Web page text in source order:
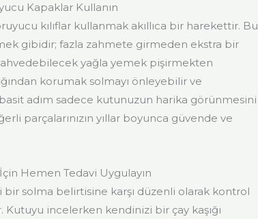
Kapaklar Kullanın
kılıflar kullanmak akıllıca bir harekettir. Bu
gibidir; fazla zahmete girmeden ekstra bir
yağla yemek pişirmekten
korumak solmayı önleyebilir ve
adım sadece kutunuzun harika görünmesini
parçalarınızın yıllar boyunca güvende ve
Hemen Tedavi Uygulayın
solma belirtisine karşı düzenli olarak kontrol
Kutuyu incelerken kendinizi bir çay kaşığı